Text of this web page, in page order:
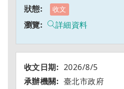
收文
詳細資料
2026/8/5
臺北市政府